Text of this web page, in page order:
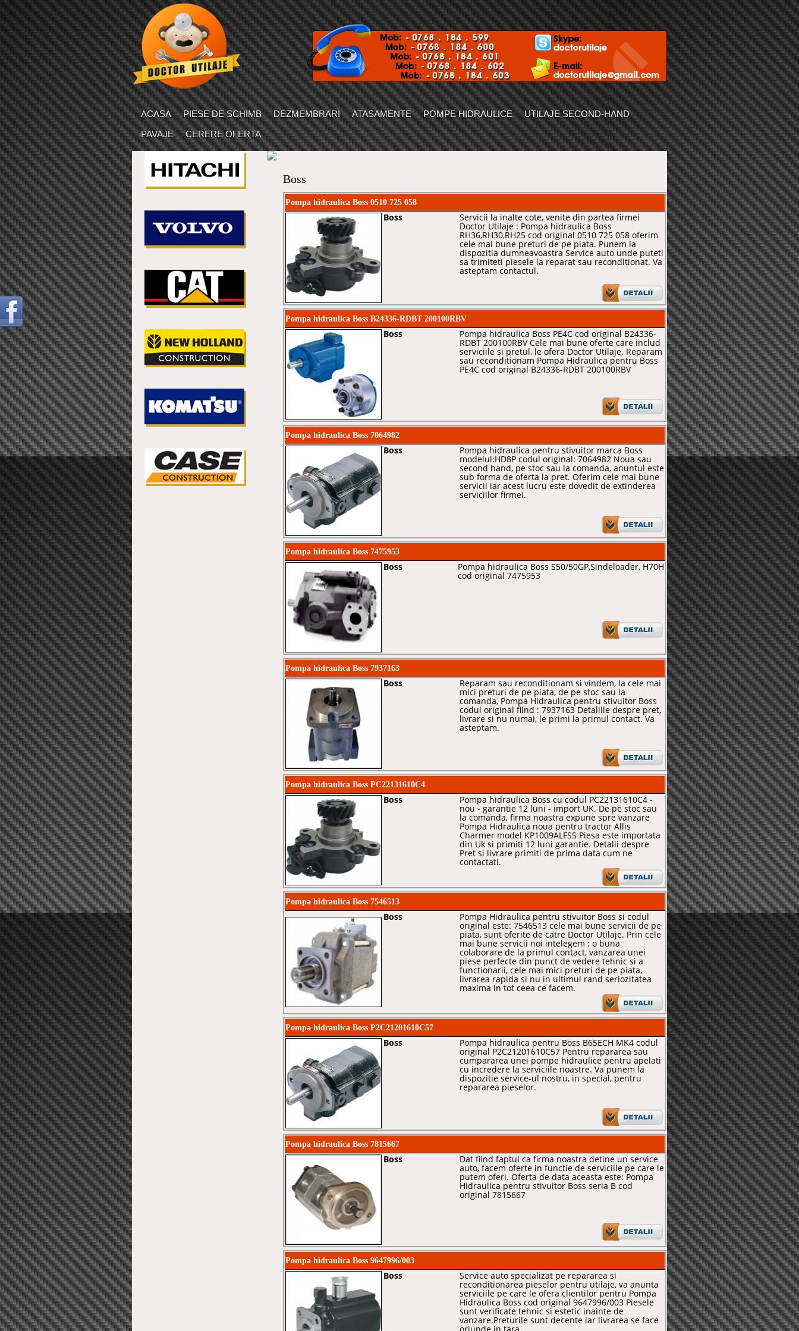
ACASA PIESE DE SCHIMB DEZMEMBRARI ATASAMENTE POMPE HIDRAULICE
UTILAJE SECOND-HAND
PAVAJE
CERERE OFERTA
Boss
Pompa hidraulica Boss 0510 725 058
Boss Servicii la inalte cote, venite din partea firmei
Doctor Utilaje : Pompa hidraulica Boss
RH36,RH30,RH25 cod original 0510 725 058 oferim
cele mai bune preturi de pe piata. Punem la
dispozitia dumneavoastra Service auto unde puteti
sa trimiteti piesele la reparat sau reconditionat. Va
asteptam contactul.
Pompa hidraulica Boss B24336-RDBT 200100RBV
Boss Pompa hidraulica Boss PE4C cod original B24336-
RDBT 200100RBV Cele mai bune oferte care includ
serviciile si pretul, le ofera Doctor Utilaje. Reparam
sau reconditionam Pompa Hidraulica pentru Boss
PE4C cod original B24336-RDBT 200100RBV
Pompa hidraulica Boss 7064982
Boss Pompa hidraulica pentru stivuitor marca Boss
modelul:HD8P codul original: 7064982 Noua sau
second hand, pe stoc sau la comanda, anuntul este
sub forma de oferta la pret. Oferim cele mai bune
servicii iar acest lucru este dovedit de extinderea
serviciilor firmei.
Pompa hidraulica Boss 7475953
Boss Pompa hidraulica Boss S50/50GP,Sindeloader, H70H
cod original 7475953
Pompa hidraulica Boss 7937163
Boss Reparam sau reconditionam si vindem, la cele mai
mici preturi de pe piata, de pe stoc sau la
comanda, Pompa Hidraulica pentru stivuitor Boss
codul original fiind : 7937163 Detaliile despre pret,
livrare si nu numai, le primi la primul contact. Va
asteptam.
Pompa hidraulica Boss PC22131610C4
Boss Pompa hidraulica Boss cu codul PC22131610C4 -
nou - garantie 12 luni - import UK. De pe stoc sau
la comanda, firma noastra expune spre vanzare
Pompa Hidraulica noua pentru tractor Allis
Charmer model KP1009ALFSS Piesa este importata
din Uk si primiti 12 luni garantie. Detalii despre
Pret si livrare primiti de prima data cum ne
contactati.
Pompa hidraulica Boss 7546513
Boss Pompa Hidraulica pentru stivuitor Boss si codul
original este: 7546513 cele mai bune servicii de pe
piata, sunt oferite de catre Doctor Utilaje. Prin cele
mai bune servicii noi intelegem : o buna
colaborare de la primul contact, vanzarea unei
piese perfecte din punct de vedere tehnic si a
functionarii, cele mai mici preturi de pe piata,
livrarea rapida si nu in ultimul rand seriozitatea
maxima in tot ceea ce facem.
Pompa hidraulica Boss P2C21201610C57
Boss Pompa hidraulica pentru Boss B65ECH MK4 codul
original P2C21201610C57 Pentru repararea sau
cumpararea unei pompe hidraulice pentru apelati
cu incredere la serviciile noastre. Va punem la
dispozitie service-ul nostru, in special, pentru
repararea pieselor.
Pompa hidraulica Boss 7815667
Boss Dat fiind faptul ca firma noastra detine un service
auto, facem oferte in functie de serviciile pe care le
putem oferi. Oferta de data aceasta este: Pompa
Hidraulica pentru stivuitor Boss seria B cod
original 7815667
Pompa hidraulica Boss 9647996/003
Boss Service auto specializat pe repararea si
reconditionarea pieselor pentru utilaje, va anunta
serviciile pe care le ofera clientilor pentru Pompa
Hidraulica Boss cod original 9647996/003 Piesele
sunt verificate tehnic si estetic inainte de
vanzare.Preturile sunt decente iar livrarea se face